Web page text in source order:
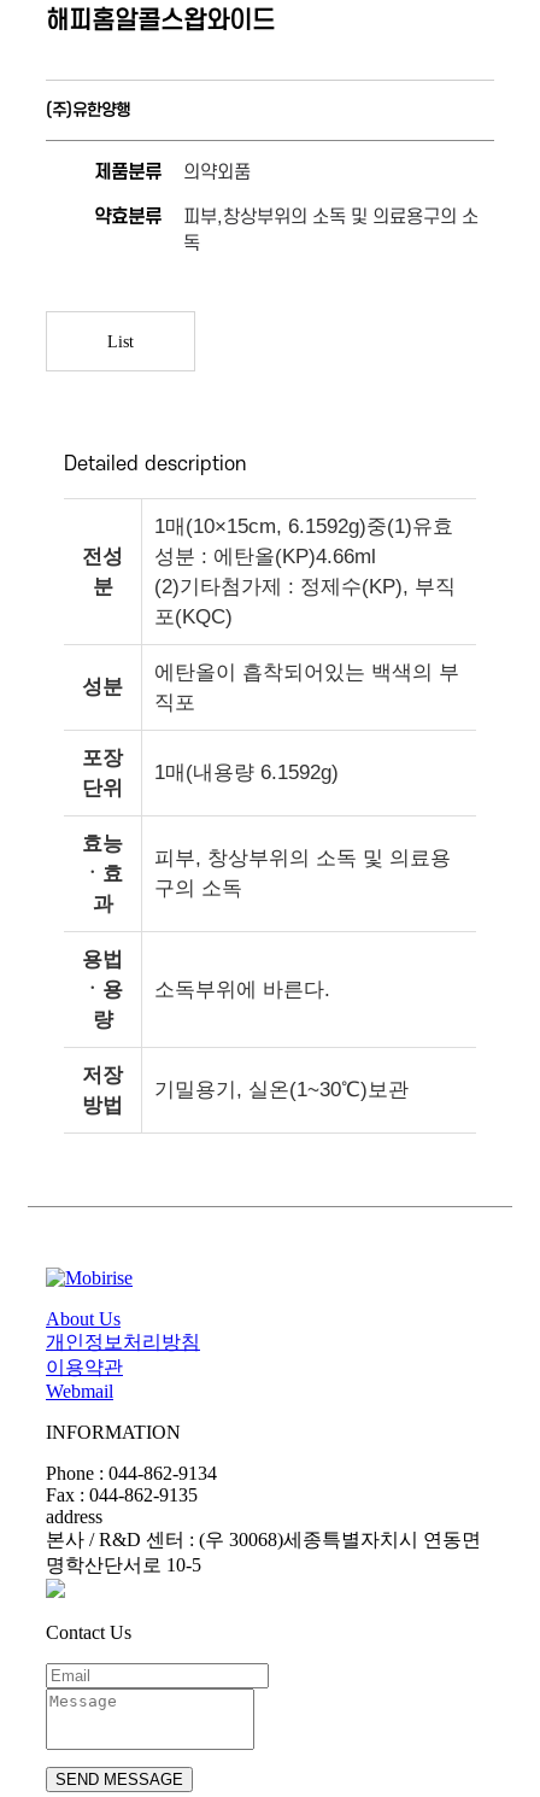
해피홈알콜스왑와이드
(주)유한양행
제품분류 의약외품
약효분류
피부,창상부위의 소독 및 의료용구의 소
독
List
Detailed description
전성
분
1매(10×15cm, 6.1592g)중(1)유효
성분 : 에탄올(KP)4.66ml
(2)기타첨가제 : 정제수(KP), 부직
포(KQC)
성분
에탄올이 흡착되어있는 백색의 부
직포
포장
단위
1매(내용량 6.1592g)
효능
ㆍ효
과
피부, 창상부위의 소독 및 의료용
구의 소독
용법
ㆍ용
량
소독부위에 바른다.
저장
방법
기밀용기, 실온(1~30℃)보관
About Us
개인정보처리방침
이용약관
Webmail
INFORMATION
Phone : 044-862-9134
Fax : 044-862-9135
address
본사 / R&D 센터 : (우 30068)세종특별자치시 연동면
명학산단서로 10-5
Contact Us
SEND MESSAGE